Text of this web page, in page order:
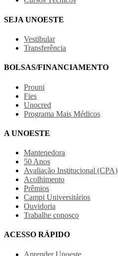
SEJA UNOESTE
Vestibular
Transferência
BOLSAS/FINANCIAMENTO
Prouni
Fies
Unocred
Programa Mais Médicos
A UNOESTE
Mantenedora
50 Anos
Avaliação Institucional (CPA)
Acolhimento
Prêmios
Campi Universitários
Ouvidoria
Trabalhe conosco
ACESSO RÁPIDO
Aprender Unoeste